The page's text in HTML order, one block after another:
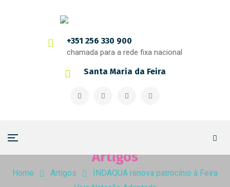
+351 256 330 900
chamada para a rede fixa nacional
Santa Maria da Feira
Artigos
Home Artigos
INDAQUA renova patrocínio à Feira